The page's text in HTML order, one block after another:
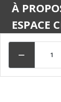

À
ESPACE
CENTRE
LÉGAL